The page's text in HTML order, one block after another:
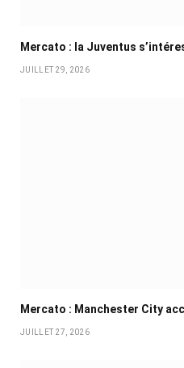
Mercato : la Juventus
JUILLET 29, 2026
Mercato : Manchester City
JUILLET 27, 2026